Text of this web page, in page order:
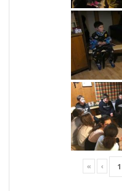
« ‹